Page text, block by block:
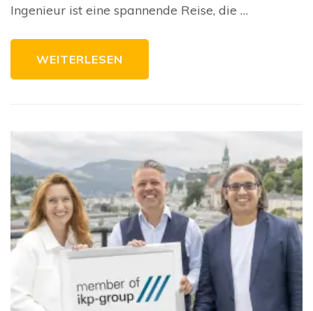
Ingenieur ist eine spannende Reise, die …
WEITERLESEN